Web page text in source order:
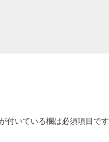
が付いている欄は必須項目です